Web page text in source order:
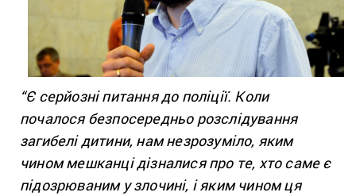
“Є серйозні питання до поліції. Коли
почалося безпосередньо розслідування
загибелі дитини, нам незрозуміло, яким
чином мешканці дізналися про те, хто саме є
підозрюваним у злочині, і яким чином ця